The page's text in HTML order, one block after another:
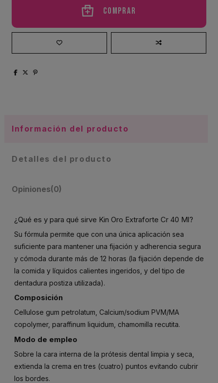
Comprar
Información del producto
Detalles del producto
Opiniones(0)
¿Qué es y para qué sirve Kin Oro Extraforte Cr 40 Ml?
Su fórmula permite que con una única aplicación sea
suficiente para mantener una fijación y adherencia segura
y cómoda durante más de 12 horas (la fijación depende de
la comida y líquidos calientes ingeridos, y del tipo de
dentadura postiza utilizada).
Composición
Cellulose gum petrolatum, Calcium/sodium PVM/MA
copolymer, paraffinum liquidum, chamomilla recutita.
Modo de empleo
Sobre la cara interna de la prótesis dental limpia y seca,
extienda la crema en tres (cuatro) puntos evitando cubrir
los bordes.